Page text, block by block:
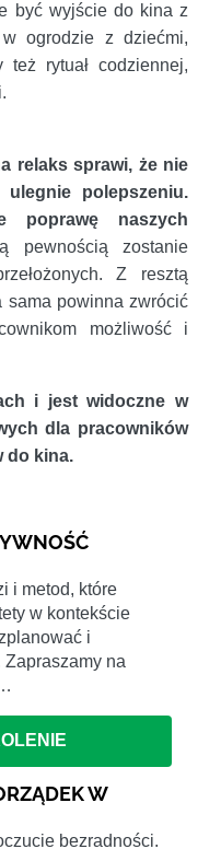
być wyjście do kina z
w ogrodzie z dziećmi,
rytuał codziennej,
relaks sprawi, że nie
polepszeniu.
poprawę naszych
pewnością zostanie
Z resztą
sama powinna zwrócić
możliwość i
i jest widoczne w
dla pracowników
do kina.
i metod, które
w kontekście
i
Zapraszamy na
W
bezradności.